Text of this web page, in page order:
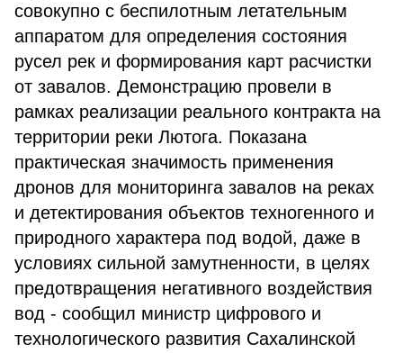
совокупно с беспилотным летательным
аппаратом для определения состояния
русел рек и формирования карт расчистки
от завалов. Демонстрацию провели в
рамках реализации реального контракта на
территории реки Лютога. Показана
практическая значимость применения
дронов для мониторинга завалов на реках
и детектирования объектов техногенного и
природного характера под водой, даже в
условиях сильной замутненности, в целях
предотвращения негативного воздействия
вод - сообщил министр цифрового и
технологического развития Сахалинской